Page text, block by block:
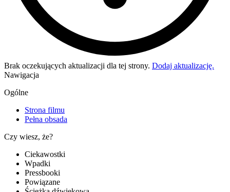
Brak oczekujących aktualizacji dla tej strony. Dodaj aktualizację.
Nawigacja
Ogólne
Strona filmu
Pełna obsada
Czy wiesz, że?
Ciekawostki
Wpadki
Pressbooki
Powiązane